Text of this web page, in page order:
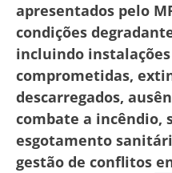
apresentados pelo
condições
incluindo
comprometidas,
descarregados,
combate a incêndio,
esgotamento
gestão de conflitos